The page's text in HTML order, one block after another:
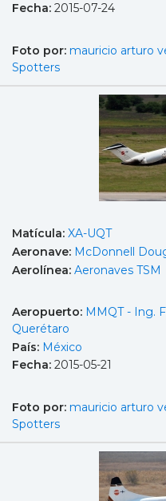
Fecha: 2015-07-24
Foto por: mauricio arturo
Spotters
Matícula: XA-UQT
Aeronave: McDonnell
Aerolínea: Aeronaves TSM
Aeropuerto: MMQT - Ing.
Querétaro
País: México
Fecha: 2015-05-21
Foto por: mauricio arturo
Spotters